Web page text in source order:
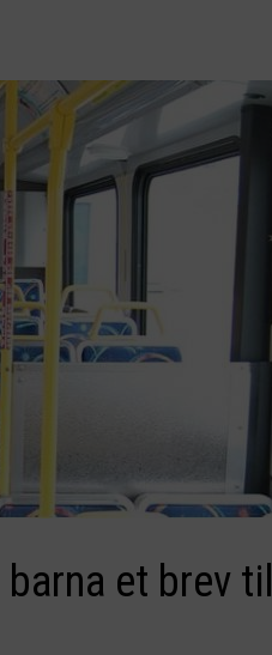
et brev